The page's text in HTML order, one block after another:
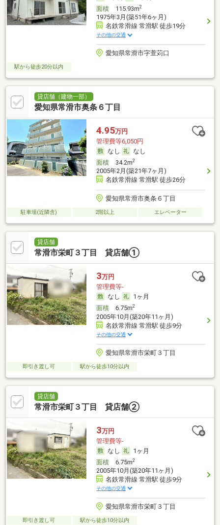
面積115.93m2
1975年3月(築51年6ヶ月)
名鉄常滑線 常滑駅 徒歩19分
その他の交通
愛知県常滑市字萱苅口
駅から徒歩20分以内
貸店舗（建物一部）
愛知県常滑市奥条６丁目
4.95万円
管理費等6,050円
なし
なし
面積34.2m2
2005年2月(築21年7ヶ月)
名鉄常滑線 常滑駅 徒歩26分
愛知県常滑市奥条６丁目
駐車場(近隣含) 2階以上 エレベーター
貸店舗
常滑市栄町３丁目 貸店舗①
3万円
管理費等-
なし
1ヶ月
面積6.75m2
2005年10月(築20年11ヶ月)
名鉄常滑線 常滑駅 徒歩9分
その他の交通
愛知県常滑市栄町３丁目
即引き渡し可 駅から徒歩10分以内
貸店舗
常滑市栄町３丁目 貸店舗②
3万円
管理費等-
なし
1ヶ月
面積6.75m2
2005年10月(築20年11ヶ月)
名鉄常滑線 常滑駅 徒歩9分
その他の交通
愛知県常滑市栄町３丁目
即引き渡し可 駅から徒歩10分以内